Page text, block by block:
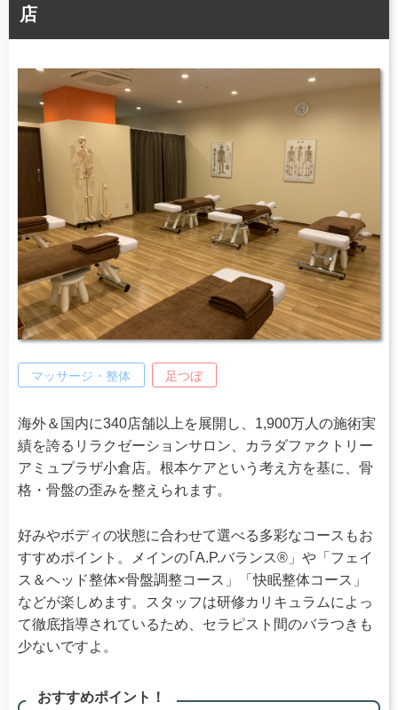
店
マッサージ・整体 足つぼ
海外＆国内に340店舗以上を展開し、1,900万人の施術実
績を誇るリラクゼーションサロン、カラダファクトリー
アミュプラザ小倉店。根本ケアという考え方を基に、骨
格・骨盤の歪みを整えられます。
好みやボディの状態に合わせて選べる多彩なコースもお
すすめポイント。メインの｢A.P.バランス®」や「フェイ
ス＆ヘッド整体×骨盤調整コース」「快眠整体コース」
などが楽しめます。スタッフは研修カリキュラムによっ
て徹底指導されているため、セラピスト間のバラつきも
少ないですよ。
おすすめポイント！